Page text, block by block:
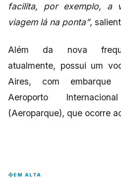
facilita, por exemplo, a
viagem lá na ponta”,
Além da nova
atualmente, possui um
Aires, com embarque
Aeroporto
(Aeroparque), que ocorre
EM ALTA